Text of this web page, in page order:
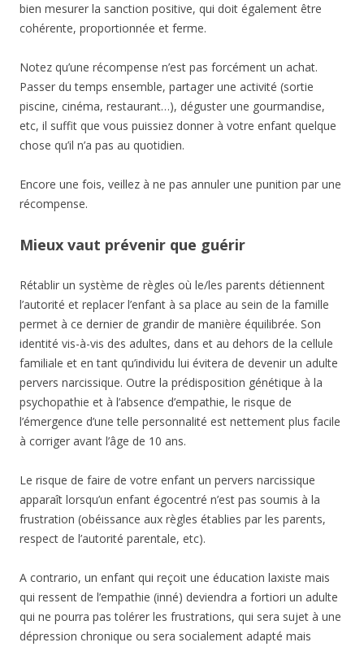
bien mesurer la sanction positive, qui doit également être
cohérente, proportionnée et ferme.
Notez qu’une récompense n’est pas forcément un achat.
Passer du temps ensemble, partager une activité (sortie
piscine, cinéma, restaurant…), déguster une gourmandise,
etc, il suffit que vous puissiez donner à votre enfant quelque
chose qu’il n’a pas au quotidien.
Encore une fois, veillez à ne pas annuler une punition par une
récompense.
Mieux vaut prévenir que guérir
Rétablir un système de règles où le/les parents détiennent
l’autorité et replacer l’enfant à sa place au sein de la famille
permet à ce dernier de grandir de manière équilibrée. Son
identité vis-à-vis des adultes, dans et au dehors de la cellule
familiale et en tant qu’individu lui évitera de devenir un adulte
pervers narcissique. Outre la prédisposition génétique à la
psychopathie et à l’absence d’empathie, le risque de
l’émergence d’une telle personnalité est nettement plus facile
à corriger avant l’âge de 10 ans.
Le risque de faire de votre enfant un pervers narcissique
apparaît lorsqu’un enfant égocentré n’est pas soumis à la
frustration (obéissance aux règles établies par les parents,
respect de l’autorité parentale, etc).
A contrario, un enfant qui reçoit une éducation laxiste mais
qui ressent de l’empathie (inné) deviendra a fortiori un adulte
qui ne pourra pas tolérer les frustrations, qui sera sujet à une
dépression chronique ou sera socialement adapté mais